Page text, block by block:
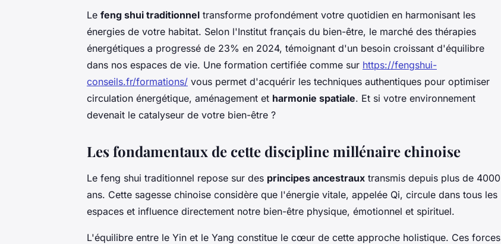
Le feng shui traditionnel transforme profondément votre quotidien en harmonisant les
énergies de votre habitat. Selon l'Institut français du bien-être, le marché des thérapies
énergétiques a progressé de 23% en 2024, témoignant d'un besoin croissant d'équilibre
dans nos espaces de vie. Une formation certifiée comme sur https://fengshui-
conseils.fr/formations/ vous permet d'acquérir les techniques authentiques pour optimiser
circulation énergétique, aménagement et harmonie spatiale. Et si votre environnement
devenait le catalyseur de votre bien-être ?
Les fondamentaux de cette discipline millénaire chinoise
Le feng shui traditionnel repose sur des principes ancestraux transmis depuis plus de 4000
ans. Cette sagesse chinoise considère que l'énergie vitale, appelée Qi, circule dans tous les
espaces et influence directement notre bien-être physique, émotionnel et spirituel.
L'équilibre entre le Yin et le Yang constitue le cœur de cette approche holistique. Ces forces